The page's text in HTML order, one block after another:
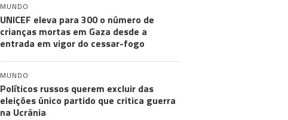
MUNDO
UNICEF eleva para 300 o número de
crianças mortas em Gaza desde a
entrada em vigor do cessar-fogo
MUNDO
Políticos russos querem excluir das
eleições único partido que critica guerra
na Ucrânia